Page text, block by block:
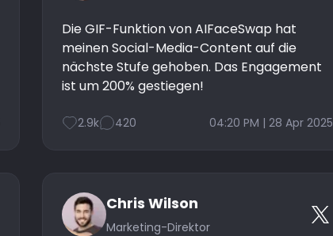
Die GIF-Funktion von AIFaceSwap hat
meinen Social-Media-Content auf die
nächste Stufe gehoben. Das Engagement
ist um 200% gestiegen!
2.9k 420 04:20 PM | 28 Apr 2025
Chris Wilson
Marketing-Direktor